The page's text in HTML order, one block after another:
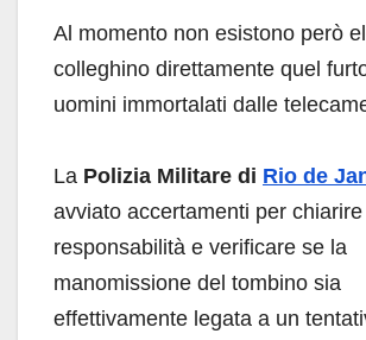
Al momento non esistono però
colleghino direttamente quel
uomini immortalati dalle
La Polizia Militare di Rio de
avviato accertamenti per
responsabilità e verificare se la
manomissione del tombino sia
effettivamente legata a un